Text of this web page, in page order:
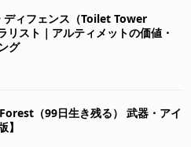
ディフェンス（Toilet Tower
リスト｜アルティメットの価値・
グ
（99日生き残る） 武器・アイ
】